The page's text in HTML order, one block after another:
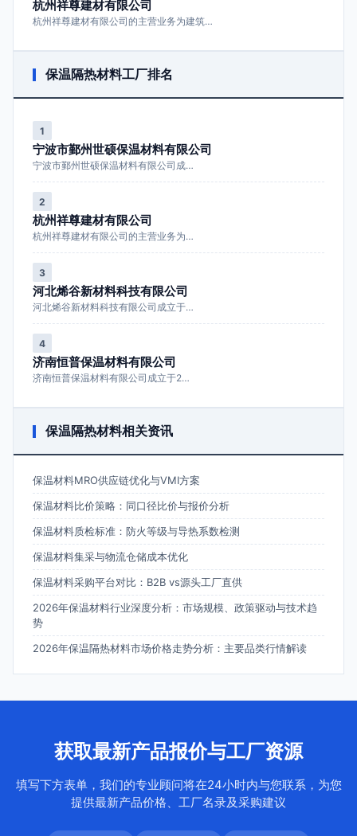
杭州祥尊建材有限公司
杭州祥尊建材有限公司的主营业务为建筑…
保温隔热材料工厂排名
1
宁波市鄞州世硕保温材料有限公司
宁波市鄞州世硕保温材料有限公司成…
2
杭州祥尊建材有限公司
杭州祥尊建材有限公司的主营业务为…
3
河北烯谷新材料科技有限公司
河北烯谷新材料科技有限公司成立于…
4
济南恒普保温材料有限公司
济南恒普保温材料有限公司成立于2…
保温隔热材料相关资讯
保温材料MRO供应链优化与VMI方案
保温材料比价策略：同口径比价与报价分析
保温材料质检标准：防火等级与导热系数检测
保温材料集采与物流仓储成本优化
保温材料采购平台对比：B2B vs源头工厂直供
2026年保温材料行业深度分析：市场规模、政策驱动与技术趋
势
2026年保温隔热材料市场价格走势分析：主要品类行情解读
获取最新产品报价与工厂资源
填写下方表单，我们的专业顾问将在24小时内与您联系，为您
提供最新产品价格、工厂名录及采购建议